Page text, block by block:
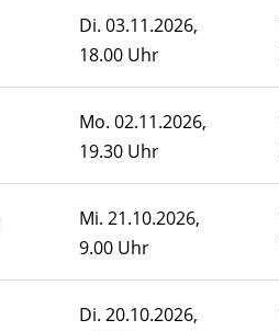
Di. 03.11.2026,
18.00 Uhr
Mo. 02.11.2026,
19.30 Uhr
Mi. 21.10.2026,
9.00 Uhr
Di. 20.10.2026,